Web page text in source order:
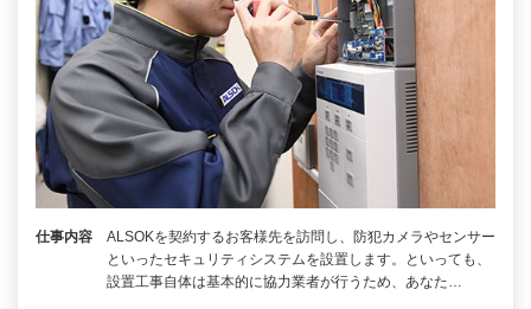
仕事内容
ALSOKを契約するお客様先を訪問し、防犯カメラやセンサー
といったセキュリティシステムを設置します。といっても、
設置工事自体は基本的に協力業者が行うため、あなた…